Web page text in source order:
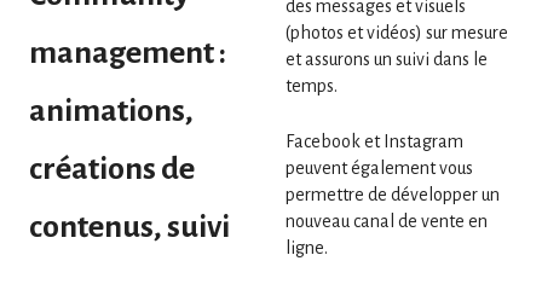
management :
animations,
créations de
contenus, suivi
des messages et visuels
(photos et vidéos) sur mesure
et assurons un suivi dans le
temps.
Facebook et Instagram
peuvent également vous
permettre de développer un
nouveau canal de vente en
ligne.